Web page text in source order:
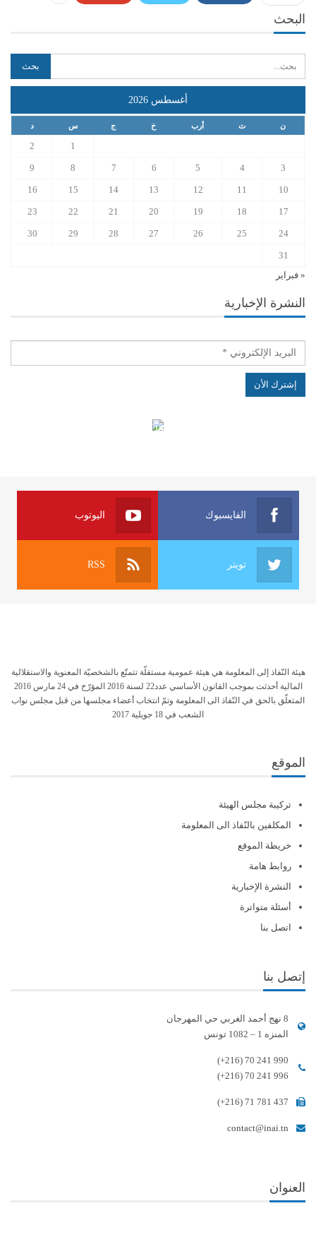
البحث
أغسطس 2026
ن ث أرب خ ج س د
1
2
3
4
5
6
7
8
9
10
11
12
13
14
15
16
17
18
19
20
21
22
23
24
25
26
27
28
29
30
31
« فبراير
النشرة الإخبارية
الهياكل الخاضعة لقانون النفاذ إلى المعلومة
الفايسبوك اليوتوب
تويتر RSS
هيئة النّفاذ إلى المعلومة هي هيئة عمومية مستقلّة تتمتّع بالشخصيّة المعنوية والاستقلالية
المالية أحدثت بموجب القانون الأساسي عدد22 لسنة 2016 المؤرّخ في 24 مارس 2016
المتعلّق بالحق في النّفاذ الى المعلومة وتمّ انتخاب أعضاء مجلسها من قبل مجلس نواب
الشعب في 18 جويلية 2017
الموقع
تركيبة مجلس الهيئة
المكلفين بالنّفاذ الى المعلومة
خريطة الموقع
روابط هامة
النشرة الإخبارية
أسئلة متواترة
اتصل بنا
إتصل بنا
8 نهج أحمد الغربي حي المهرجان
المنزه 1 – 1082 تونس
(+216) 70 241 990
(+216) 70 241 996
(+216) 71 781 437
contact@inai.tn
العنوان